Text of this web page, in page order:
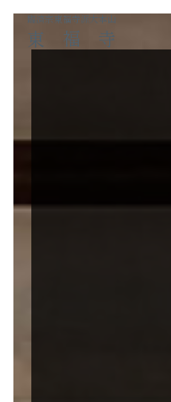
臨済宗東福寺派大本山
東福寺